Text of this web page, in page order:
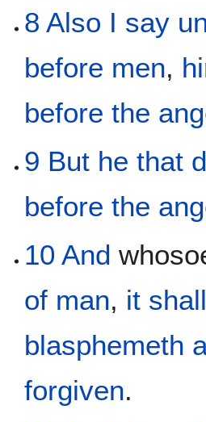
8 Also I say
before men,
before the
9 But he that
before the
10 And
of man, it
blasphemeth
forgiven.